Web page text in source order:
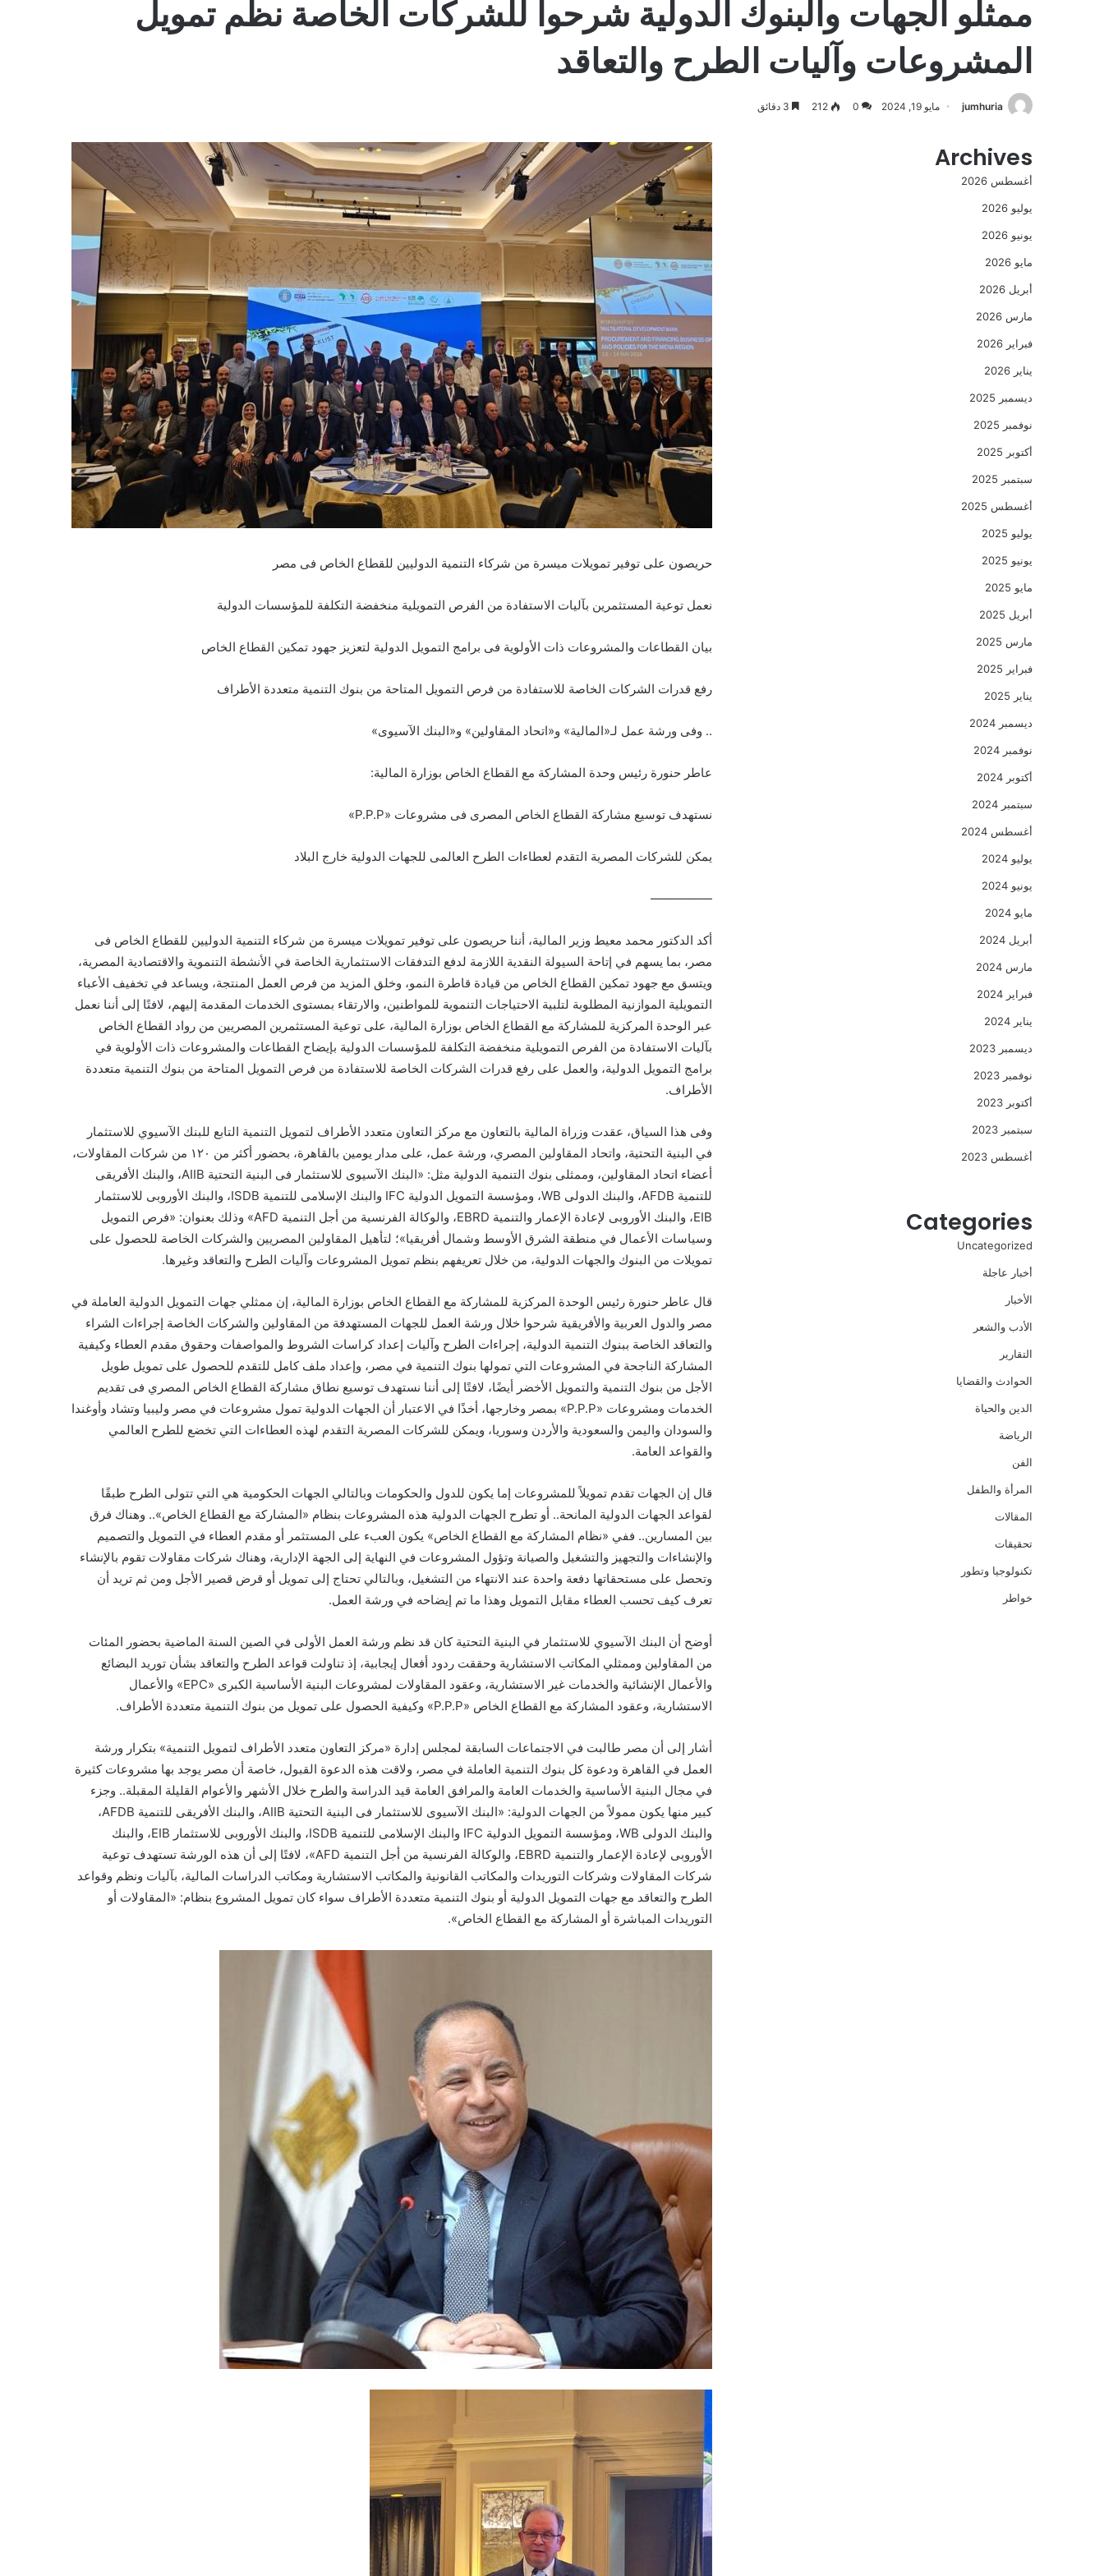
ممثلو الجهات والبنوك الدولية شرحوا للشركات الخاصة نظم تمويل
المشروعات وآليات الطرح والتعاقد
jumhuria مايو 19, 2024 0
212
حريصون على توفير تمويلات ميسرة من شركاء التنمية الدوليين للقطاع الخاص فى مصر
نعمل توعية المستثمرين بآليات الاستفادة من الفرص التمويلية منخفضة التكلفة للمؤسسات الدولية
بيان القطاعات والمشروعات ذات الأولوية فى برامج التمويل الدولية لتعزيز جهود تمكين القطاع الخاص
رفع قدرات الشركات الخاصة للاستفادة من فرص التمويل المتاحة من بنوك التنمية متعددة الأطراف
.. وفى ورشة عمل لـ«المالية» و«اتحاد المقاولين» و«البنك الآسيوى»
عاطر حنورة رئيس وحدة المشاركة مع القطاع الخاص بوزارة المالية:
نستهدف توسيع مشاركة القطاع الخاص المصرى فى مشروعات «P.P.P»
يمكن للشركات المصرية التقدم لعطاءات الطرح العالمى للجهات الدولية خارج البلاد
—————
أكد الدكتور محمد معيط وزير المالية، أننا حريصون على توفير تمويلات ميسرة من شركاء التنمية الدوليين للقطاع الخاص فى
مصر، بما يسهم في إتاحة السيولة النقدية اللازمة لدفع التدفقات الاستثمارية الخاصة في الأنشطة التنموية والاقتصادية المصرية،
ويتسق مع جهود تمكين القطاع الخاص من قيادة قاطرة النمو، وخلق المزيد من فرص العمل المنتجة، ويساعد في تخفيف الأعباء
التمويلية الموازنية المطلوبة لتلبية الاحتياجات التنموية للمواطنين، والارتقاء بمستوى الخدمات المقدمة إليهم، لافتًا إلى أننا نعمل
عبر الوحدة المركزية للمشاركة مع القطاع الخاص بوزارة المالية، على توعية المستثمرين المصريين من رواد القطاع الخاص
بآليات الاستفادة من الفرص التمويلية منخفضة التكلفة للمؤسسات الدولية بإيضاح القطاعات والمشروعات ذات الأولوية في
برامج التمويل الدولية، والعمل على رفع قدرات الشركات الخاصة للاستفادة من فرص التمويل المتاحة من بنوك التنمية متعددة
الأطراف.
وفى هذا السياق، عقدت وزراة المالية بالتعاون مع مركز التعاون متعدد الأطراف لتمويل التنمية التابع للبنك الآسيوي للاستثمار
في البنية التحتية، واتحاد المقاولين المصري، ورشة عمل، على مدار يومين بالقاهرة، بحضور أكثر من ١٢٠ من شركات المقاولات،
أعضاء اتحاد المقاولين، وممثلى بنوك التنمية الدولية مثل: «البنك الآسيوى للاستثمار فى البنية التحتية AIIB، والبنك الأفريقى
للتنمية AFDB، والبنك الدولى WB، ومؤسسة التمويل الدولية IFC والبنك الإسلامى للتنمية ISDB، والبنك الأوروبى للاستثمار
EIB، والبنك الأوروبى لإعادة الإعمار والتنمية EBRD، والوكالة الفرنسية من أجل التنمية AFD» وذلك بعنوان: «فرص التمويل
وسياسات الأعمال في منطقة الشرق الأوسط وشمال أفريقيا»؛ لتأهيل المقاولين المصريين والشركات الخاصة للحصول على
تمويلات من البنوك والجهات الدولية، من خلال تعريفهم بنظم تمويل المشروعات وآليات الطرح والتعاقد وغيرها.
قال عاطر حنورة رئيس الوحدة المركزية للمشاركة مع القطاع الخاص بوزارة المالية، إن ممثلي جهات التمويل الدولية العاملة في
مصر والدول العربية والأفريقية شرحوا خلال ورشة العمل للجهات المستهدفة من المقاولين والشركات الخاصة إجراءات الشراء
والتعاقد الخاصة ببنوك التنمية الدولية، إجراءات الطرح وآليات إعداد كراسات الشروط والمواصفات وحقوق مقدم العطاء وكيفية
المشاركة الناجحة في المشروعات التي تمولها بنوك التنمية في مصر، وإعداد ملف كامل للتقدم للحصول على تمويل طويل
الأجل من بنوك التنمية والتمويل الأخضر أيضًا، لافتًا إلى أننا نستهدف توسيع نطاق مشاركة القطاع الخاص المصري فى تقديم
الخدمات ومشروعات «P.P.P» بمصر وخارجها، أخذًا في الاعتبار أن الجهات الدولية تمول مشروعات في مصر وليبيا وتشاد وأوغندا
والسودان واليمن والسعودية والأردن وسوريا، ويمكن للشركات المصرية التقدم لهذه العطاءات التي تخضع للطرح العالمي
والقواعد العامة.
قال إن الجهات تقدم تمويلاً للمشروعات إما يكون للدول والحكومات وبالتالي الجهات الحكومية هي التي تتولى الطرح طبقًا
لقواعد الجهات الدولية المانحة.. أو تطرح الجهات الدولية هذه المشروعات بنظام «المشاركة مع القطاع الخاص».. وهناك فرق
بين المسارين.. ففي «نظام المشاركة مع القطاع الخاص» يكون العبء على المستثمر أو مقدم العطاء في التمويل والتصميم
والإنشاءات والتجهيز والتشغيل والصيانة وتؤول المشروعات في النهاية إلى الجهة الإدارية، وهناك شركات مقاولات تقوم بالإنشاء
وتحصل على مستحقاتها دفعة واحدة عند الانتهاء من التشغيل، وبالتالي تحتاج إلى تمويل أو قرض قصير الأجل ومن ثم تريد أن
تعرف كيف تحسب العطاء مقابل التمويل وهذا ما تم إيضاحه في ورشة العمل.
أوضح أن البنك الآسيوي للاستثمار في البنية التحتية كان قد نظم ورشة العمل الأولى في الصين السنة الماضية بحضور المئات
من المقاولين وممثلي المكاتب الاستشارية وحققت ردود أفعال إيجابية، إذ تناولت قواعد الطرح والتعاقد بشأن توريد البضائع
والأعمال الإنشائية والخدمات غير الاستشارية، وعقود المقاولات لمشروعات البنية الأساسية الكبرى «EPC» والأعمال
الاستشارية، وعقود المشاركة مع القطاع الخاص «P.P.P» وكيفية الحصول على تمويل من بنوك التنمية متعددة الأطراف.
أشار إلى أن مصر طالبت في الاجتماعات السابقة لمجلس إدارة «مركز التعاون متعدد الأطراف لتمويل التنمية» بتكرار ورشة
العمل في القاهرة ودعوة كل بنوك التنمية العاملة في مصر، ولاقت هذه الدعوة القبول، خاصة أن مصر يوجد بها مشروعات كثيرة
في مجال البنية الأساسية والخدمات العامة والمرافق العامة قيد الدراسة والطرح خلال الأشهر والأعوام القليلة المقبلة.. وجزء
كبير منها يكون ممولاً من الجهات الدولية: «البنك الآسيوى للاستثمار فى البنية التحتية AIIB، والبنك الأفريقى للتنمية AFDB،
والبنك الدولى WB، ومؤسسة التمويل الدولية IFC والبنك الإسلامى للتنمية ISDB، والبنك الأوروبى للاستثمار EIB، والبنك
الأوروبى لإعادة الإعمار والتنمية EBRD، والوكالة الفرنسية من أجل التنمية AFD»، لافتًا إلى أن هذه الورشة تستهدف توعية
شركات المقاولات وشركات التوريدات والمكاتب القانونية والمكاتب الاستشارية ومكاتب الدراسات المالية، بآليات ونظم وقواعد
الطرح والتعاقد مع جهات التمويل الدولية أو بنوك التنمية متعددة الأطراف سواء كان تمويل المشروع بنظام: «المقاولات أو
التوريدات المباشرة أو المشاركة مع القطاع الخاص».
Archives
أغسطس 2026
يوليو 2026
يونيو 2026
مايو 2026
أبريل 2026
مارس 2026
فبراير 2026
يناير 2026
ديسمبر 2025
نوفمبر 2025
أكتوبر 2025
سبتمبر 2025
أغسطس 2025
يوليو 2025
يونيو 2025
مايو 2025
أبريل 2025
مارس 2025
فبراير 2025
يناير 2025
ديسمبر 2024
نوفمبر 2024
أكتوبر 2024
سبتمبر 2024
أغسطس 2024
يوليو 2024
يونيو 2024
مايو 2024
أبريل 2024
مارس 2024
فبراير 2024
يناير 2024
ديسمبر 2023
نوفمبر 2023
أكتوبر 2023
سبتمبر 2023
أغسطس 2023
Categories
Uncategorized
أخبار عاجلة
الأخبار
الأدب والشعر
التقارير
الحوادث والقضايا
الدين والحياة
الرياضة
الفن
المرأة والطفل
المقالات
تحقيقات
تكنولوجيا وتطور
خواطر